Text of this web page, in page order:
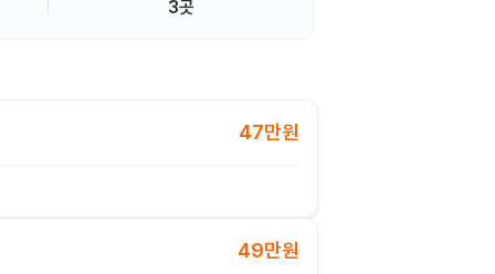
3곳
47만원
49만원